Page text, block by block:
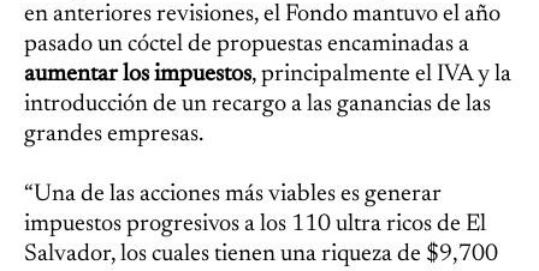
en anteriores revisiones, el Fondo mantuvo el año
pasado un cóctel de propuestas encaminadas a
aumentar los impuestos, principalmente el IVA y la
introducción de un recargo a las ganancias de las
grandes empresas.
“Una de las acciones más viables es generar
impuestos progresivos a los 110 ultra ricos de El
Salvador, los cuales tienen una riqueza de $9,700